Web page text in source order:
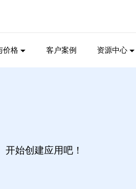
价格 客户案例 资源中心
开始创建应用吧！